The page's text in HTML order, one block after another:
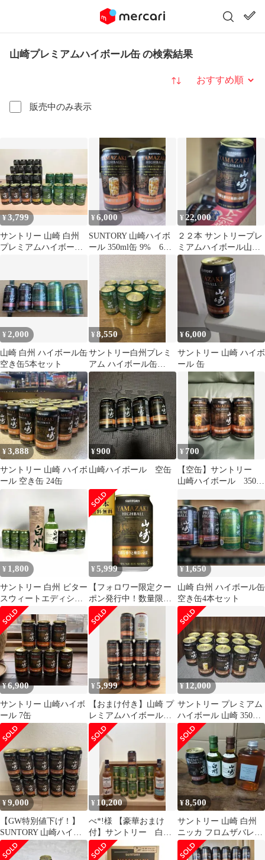
山崎プレミアムハイボール缶 の検索結果
販売中のみ表示
並び替え
¥3,799
サントリー 山崎 白州
プレミアムハイボール
¥6,000
SUNTORY 山崎ハイボ
ール 350ml缶 9% 6缶
セット
¥ 22,000
２２本 サントリープレ
ミアムハイボール山崎
〈芳醇な香りと奥深い
余韻〉350ml缶
¥ 2,000
山崎 白州 ハイボール缶
空き缶5本セット
¥8,550
サントリー白州プレミ
アム ハイボール缶
350ml 9缶
¥6,000
サントリー 山崎 ハイボ
ール 缶
¥3,888
サントリー 山崎 ハイボ
ール 空き缶 24缶
¥900
山崎ハイボール 空缶
¥ 700
【空缶】サントリー
山崎ハイボール 350ml
¥ 1,800
サントリー 白州 ビター
スウィートエディショ
ン 空き瓶 化粧箱 空き
缶セット
¥ 5,999
【フォロワー限定クー
ポン発行中！数量限
定】賞味期限2026年7月
のため訳あり 6,998円
→5,999円 アウトレット
在庫処分 サントリー プ
レミアムハイボール 山
崎 芳醇な香りと奥深い
余韻 数量限定 350ml缶
×6本 賞味期限2026年7
月 長S
¥1,650
山崎 白州 ハイボール缶
空き缶4本セット
¥6,900
サントリー 山崎ハイボ
ール 7缶
¥5,999
【おまけ付き】山崎 プ
レミアムハイボール
350ml×9本
¥12,000
サントリー プレミアム
ハイボール 山崎 350ml
13缶セット
¥9,000
【GW特別値下げ！】
SUNTORY 山崎ハイボ
ール 10缶セット
¥ 10,200
べ*!様 【豪華おまけ
付】サントリー 白州
ハイボール缶10本セッ
ト
¥8,500
サントリー 山崎 白州
ニッカ フロムザバレル
3本セット